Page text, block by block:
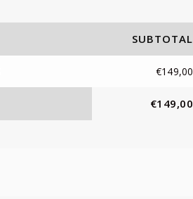
SUBTOTAL
€149,00
€149,00